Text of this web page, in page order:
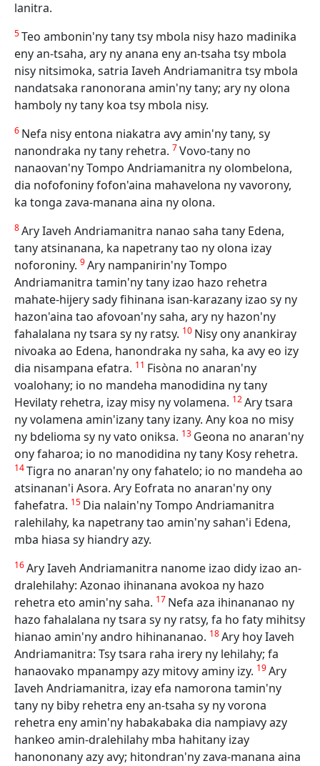
lanitra.
5Teo ambonin'ny tany tsy mbola nisy hazo madinika
eny an-tsaha, ary ny anana eny an-tsaha tsy mbola
nisy nitsimoka, satria Iaveh Andriamanitra tsy mbola
nandatsaka ranonorana amin'ny tany; ary ny olona
hamboly ny tany koa tsy mbola nisy.
6 Nefa nisy entona niakatra avy amin'ny tany, sy
nanondraka ny tany rehetra. 7Vovo-tany no
nanaovan'ny Tompo Andriamanitra ny olombelona,
dia nofofoniny fofon'aina mahavelona ny vavorony,
ka tonga zava-manana aina ny olona.
8Ary Iaveh Andriamanitra nanao saha tany Edena,
tany atsinanana, ka napetrany tao ny olona izay
noforoniny. 9Ary nampanirin'ny Tompo
Andriamanitra tamin'ny tany izao hazo rehetra
mahate-hijery sady fihinana isan-karazany izao sy ny
hazon'aina tao afovoan'ny saha, ary ny hazon'ny
fahalalana ny tsara sy ny ratsy. 10 Nisy ony anankiray
nivoaka ao Edena, hanondraka ny saha, ka avy eo izy
dia nisampana efatra. 11 Fisòna no anaran'ny
voalohany; io no mandeha manodidina ny tany
Hevilaty rehetra, izay misy ny volamena. 12Ary tsara
ny volamena amin'izany tany izany. Any koa no misy
ny bdelioma sy ny vato oniksa. 13 Geona no anaran'ny
ony faharoa; io no manodidina ny tany Kosy rehetra.
14Tigra no anaran'ny ony fahatelo; io no mandeha ao
atsinanan'i Asora. Ary Eofrata no anaran'ny ony
fahefatra. 15 Dia nalain'ny Tompo Andriamanitra
ralehilahy, ka napetrany tao amin'ny sahan'i Edena,
mba hiasa sy hiandry azy.
16Ary Iaveh Andriamanitra nanome izao didy izao an-
dralehilahy: Azonao ihinanana avokoa ny hazo
rehetra eto amin'ny saha. 17 Nefa aza ihinananao ny
hazo fahalalana ny tsara sy ny ratsy, fa ho faty mihitsy
hianao amin'ny andro hihinananao. 18Ary hoy Iaveh
Andriamanitra: Tsy tsara raha irery ny lehilahy; fa
hanaovako mpanampy azy mitovy aminy izy. 19Ary
Iaveh Andriamanitra, izay efa namorona tamin'ny
tany ny biby rehetra eny an-tsaha sy ny vorona
rehetra eny amin'ny habakabaka dia nampiavy azy
hankeo amin-dralehilahy mba hahitany izay
hanononany azy avy; hitondran'ny zava-manana aina